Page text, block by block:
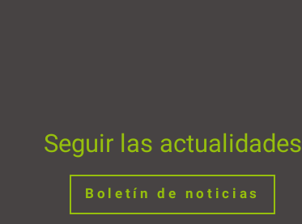
Seguir las actualidades
Boletín de noticias